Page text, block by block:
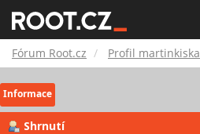
Root.cz
Fórum Root.cz Profil martinkiska
Informace
Shrnutí